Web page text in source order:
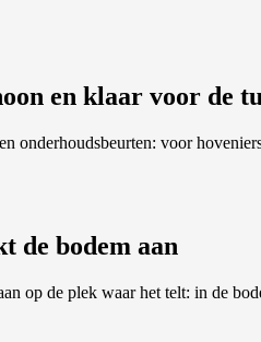
en klaar voor de
onderhoudsbeurten: voor
de bodem aan
op de plek waar het telt: in de